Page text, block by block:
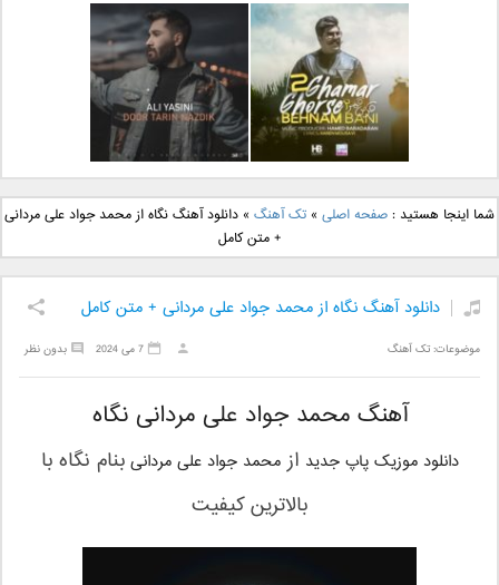
دانلود آهنگ جدید مهدی
یراحی بنام اسرار
دانلود آهنگ جدید فرزاد
فرزین بنام آتیش
دانلود آهنگ جدید بهنام
بانی بنام قرص قمر 2
دانلود آهنگ جدید علی
یاسینی بنام دورترین نزدیک
شما اینجا هستید :صفحه اصلی »تک آهنگ »دانلود آهنگ نگاه از محمد جواد علی مردانی
+ متن کامل
دانلود آهنگ نگاه از محمد جواد علی مردانی + متن کامل
موضوعات:تک آهنگ بدون نظر 7 می 2024
آهنگ محمد جواد علی مردانی نگاه
دانلود موزیک پاپ جدید ازمحمد جواد علی مردانیبنام نگاهبا
بالاترین کیفیت